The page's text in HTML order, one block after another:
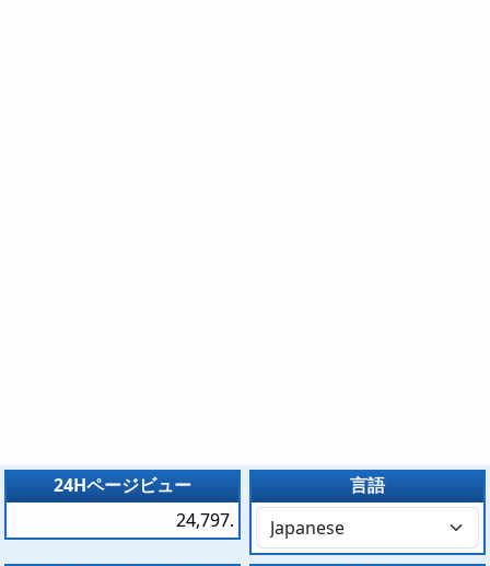
24Hページビュー
24,797.
言語